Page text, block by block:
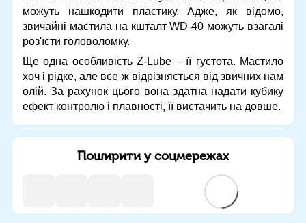
можуть нашкодити пластику. Адже, як відомо,
звичайні мастила на кшталт WD-40 можуть взагалі
роз'їсти головоломку.
Ще одна особливість Z-Lube – її густота. Мастило
хоч і рідке, але все ж відрізняється від звичних нам
олій. За рахунок цього вона здатна надати кубику
ефект контролю і плавності, її вистачить на довше.
Поширити у соцмережах